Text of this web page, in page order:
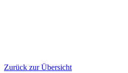
Zurück zur Übersicht